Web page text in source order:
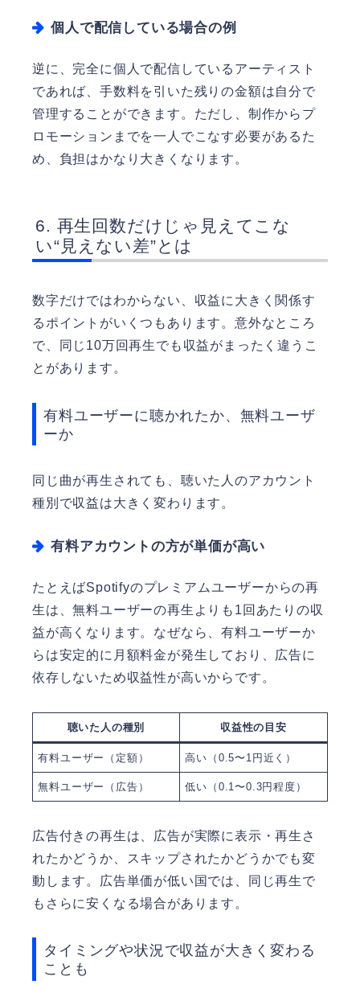
個人で配信している場合の例
逆に、完全に個人で配信しているアーティスト
であれば、手数料を引いた残りの金額は自分で
管理することができます。ただし、制作からプ
ロモーションまでを一人でこなす必要があるた
め、負担はかなり大きくなります。
再生回数だけじゃ見えてこな
い“見えない差”とは
数字だけではわからない、収益に大きく関係す
るポイントがいくつもあります。意外なところ
で、同じ10万回再生でも収益がまったく違うこ
とがあります。
有料ユーザーに聴かれたか、無料ユーザ
ーか
同じ曲が再生されても、聴いた人のアカウント
種別で収益は大きく変わります。
有料アカウントの方が単価が高い
たとえばSpotifyのプレミアムユーザーからの再
生は、無料ユーザーの再生よりも1回あたりの収
益が高くなります。なぜなら、有料ユーザーか
らは安定的に月額料金が発生しており、広告に
依存しないため収益性が高いからです。
聴いた人の種別 収益性の目安
有料ユーザー（定額） 高い（0.5〜1円近く）
無料ユーザー（広告） 低い（0.1〜0.3円程度）
広告付きの再生は、広告が実際に表示・再生さ
れたかどうか、スキップされたかどうかでも変
動します。広告単価が低い国では、同じ再生で
もさらに安くなる場合があります。
タイミングや状況で収益が大きく変わる
ことも